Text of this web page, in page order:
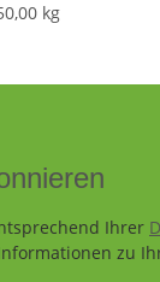
kg
Ihrer
zu